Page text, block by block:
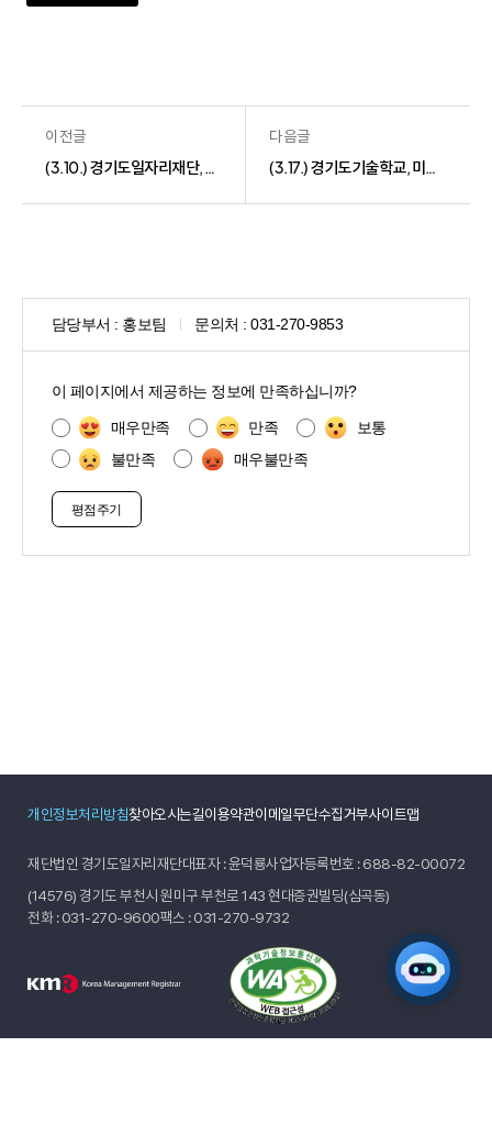
이전글
(3.10.) 경기도일자리재단, 메이커스페이스 경기지역 자동차 튜닝 협의회 개최
다음글
(3.17.) 경기도기술학교, 미래 모빌리티 시대 대비 신규자 양성과정 모집
담당부서 : 홍보팀 문의처 : 031-270-9853
이 페이지에서 제공하는 정보에 만족하십니까?
매우만족 만족
보통
불만족
매우불만족
개인정보처리방침찾아오시는길이용약관이메일무단수집거부사이트맵
재단법인 경기도일자리재단대표자 : 윤덕룡사업자등록번호 : 688-82-00072
(14576) 경기도 부천시 원미구 부천로 143 현대증권빌딩(심곡동)
전화 :031-270-9600팩스 : 031-270-9732